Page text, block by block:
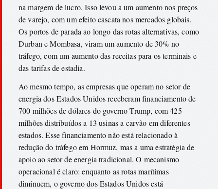
na margem de lucro. Isso levou a um aumento nos preços
de varejo, com um efeito cascata nos mercados globais.
Os portos de parada ao longo das rotas alternativas, como
Durban e Mombasa, viram um aumento de 30% no
tráfego, com um aumento das receitas para os terminais e
das tarifas de estadia.
Ao mesmo tempo, as empresas que operam no setor de
energia dos Estados Unidos receberam financiamento de
700 milhões de dólares do governo Trump, com 425
milhões distribuídos a 13 usinas a carvão em diferentes
estados. Esse financiamento não está relacionado à
redução do tráfego em Hormuz, mas a uma estratégia de
apoio ao setor de energia tradicional. O mecanismo
operacional é claro: enquanto as rotas marítimas
diminuem, o governo dos Estados Unidos está